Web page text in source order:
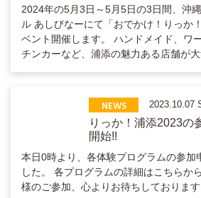
2024年の5月3日～5月5日の3日間、沖
ル あしびなーにて「おでかけ！りっか
ベント開催します。 ハンドメイド、ワ
チンカーなど、浦添の魅力ある店舗が
NEWS 2023.10.07
りっか！浦添2023の
開始!!
本日0時より、各体験プログラムの参加
した。 各プログラムの詳細はこちらか
様のご参加、心よりお待ちしております